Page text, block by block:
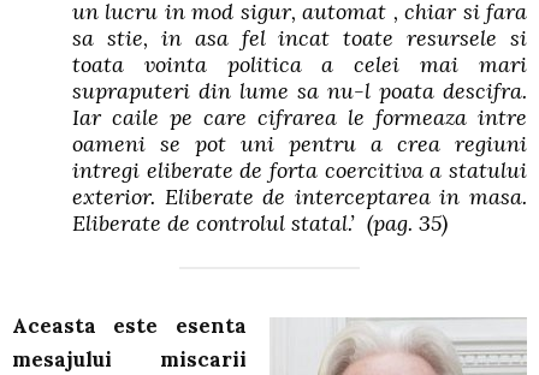
un lucru in mod sigur, automat , chiar si fara
sa stie, in asa fel incat toate resursele si
toata vointa politica a celei mai mari
supraputeri din lume sa nu-l poata descifra.
Iar caile pe care cifrarea le formeaza intre
oameni se pot uni pentru a crea regiuni
intregi eliberate de forta coercitiva a statului
exterior. Eliberate de interceptarea in masa.
Eliberate de controlul statal.’ (pag. 35)
Aceasta este esenta
mesajului miscarii